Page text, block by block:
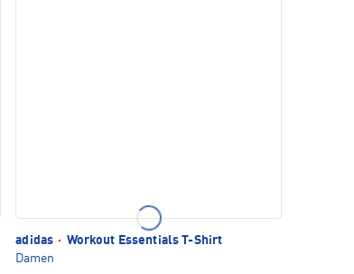
adidas · Workout Essentials T-Shirt
Damen